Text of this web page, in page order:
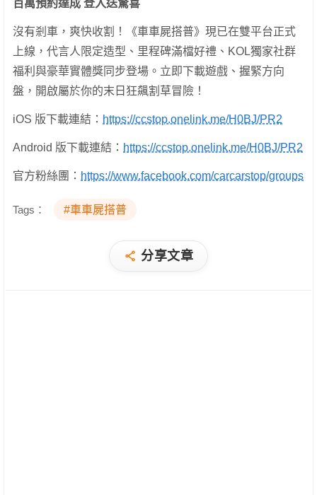
百萬預約達成 登入送驚喜
沒有剎車，爽快收割！《車車屍搭普》現已在雙平台正式
上線，代言人限定造型、里程碑滿檔好禮、KOL獨家社群
福利與豪華實體獎同步登場。立即下載遊戲、握緊方向
盤，開啟屬於你的末日狂飆割草冒險！
iOS 版下載連結： https://ccstop.onelink.me/H0BJ/PR2
Android 版下載連結： https://ccstop.onelink.me/H0BJ/PR2
官方粉絲團： https://www.facebook.com/carcarstop/groups
Tags： #車車屍搭普
分享文章